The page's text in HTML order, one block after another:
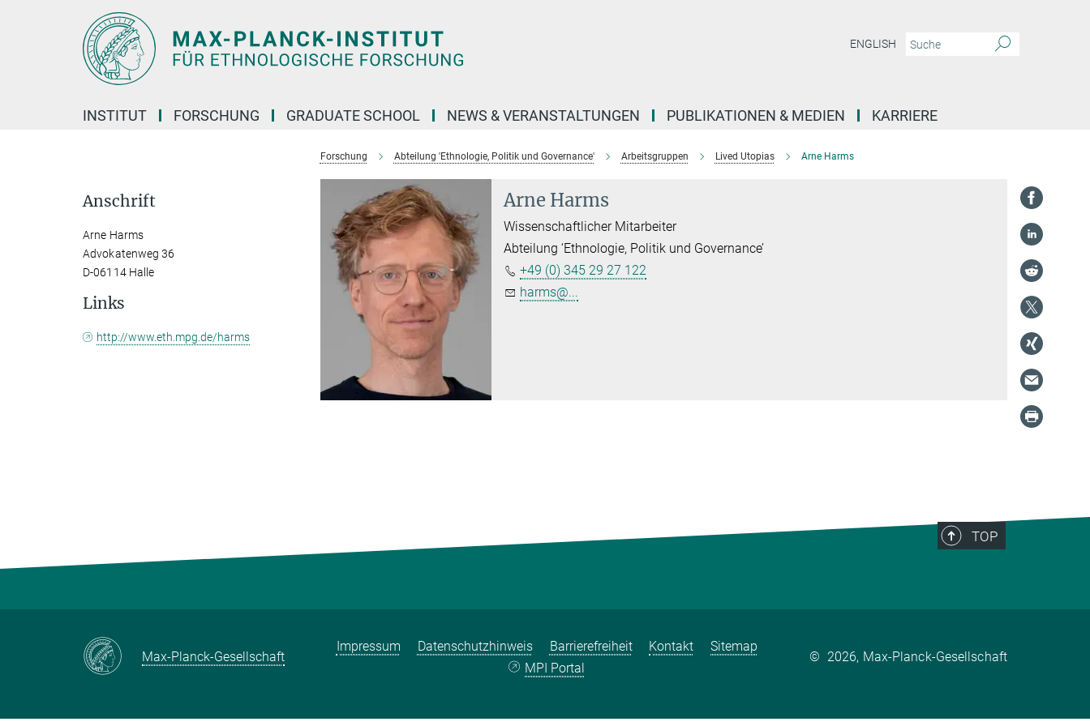
ENGLISH
INSTITUT FORSCHUNG GRADUATE SCHOOL NEWS & VERANSTALTUNGEN PUBLIKATIONEN & MEDIEN KARRIERE
Forschung Abteilung 'Ethnologie, Politik und Governance' Arbeitsgruppen Lived Utopias Arne Harms
Arne Harms
Wissenschaftlicher Mitarbeiter
Abteilung ‘Ethnologie, Politik und Governance’
+49 (0) 345 29 27 122
harms@...
Anschrift
Arne Harms
Advokatenweg 36
D-06114 Halle
Links
http://www.eth.mpg.de/harms
TOP
Max-Planck-Gesellschaft
Impressum Datenschutzhinweis Barrierefreiheit Kontakt
Sitemap
MPI Portal
© 2026, Max-Planck-Gesellschaft